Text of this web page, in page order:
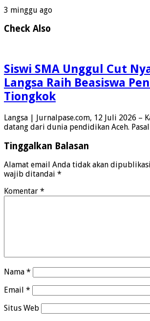
3 minggu ago
Check Also
Siswi SMA Unggul Cut
Langsa Raih Beasiswa
Tiongkok
Langsa | Jurnalpase.com, 12 Juli 2026 –
datang dari dunia pendidikan Aceh.
Tinggalkan Balasan
Alamat email Anda tidak akan
wajib ditandai *
Komentar *
Nama *
Email *
Situs Web